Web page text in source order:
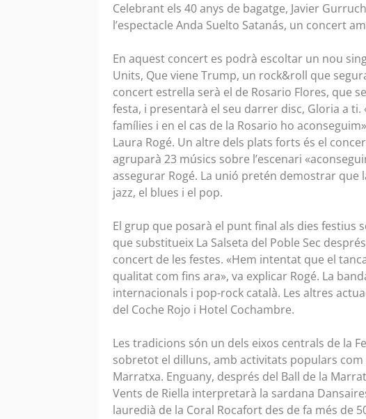
Celebrant els 40 anys de bagatge, Javier
l’espectacle Anda Suelto Satanás, un concert
En aquest concert es podrà escoltar un nou
Units, Que viene Trump, un rock&roll que
concert estrella serà el de Rosario Flores, que
festa, i presentarà el seu darrer disc, Gloria a
famílies i en el cas de la Rosario ho
Laura Rogé. Un altre dels plats forts és el
agruparà 23 músics sobre l’escenari
assegurar Rogé. La unió pretén demostrar que
jazz, el blues i el pop.
El grup que posarà el punt final als dies festius
que substitueix La Salseta del Poble Sec
concert de les festes. «Hem intentat que el
qualitat com fins ara», va explicar Rogé. La
internacionals i pop-rock català. Les altres
del Coche Rojo i Hotel Cochambre.
Les tradicions són un dels eixos centrals de la
sobretot el dilluns, amb activitats populars com
Marratxa. Enguany, després del Ball de la
Vents de Riella interpretarà la sardana
lauredià de la Coral Rocafort des de fa més de